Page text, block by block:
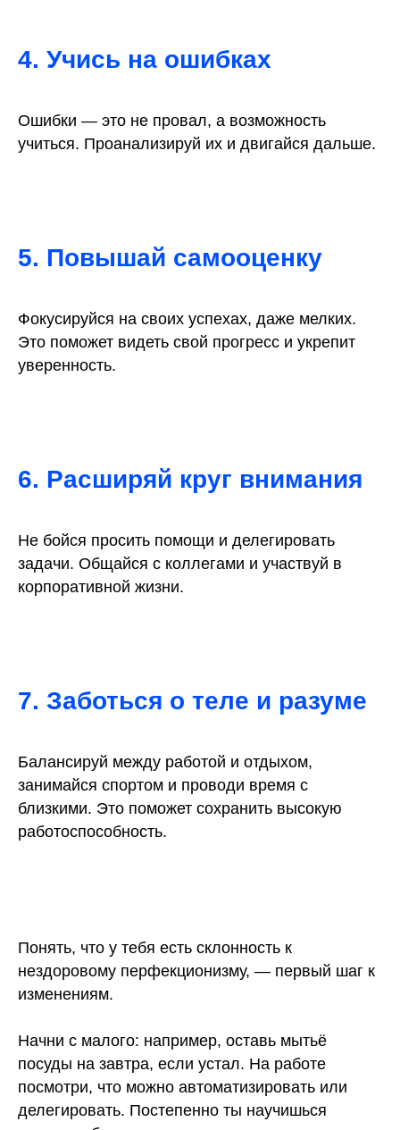
4. Учись на ошибках
Ошибки — это не провал, а возможность
учиться. Проанализируй их и двигайся дальше.
5. Повышай самооценку
Фокусируйся на своих успехах, даже мелких.
Это поможет видеть свой прогресс и укрепит
уверенность.
6. Расширяй круг внимания
Не бойся просить помощи и делегировать
задачи. Общайся с коллегами и участвуй в
корпоративной жизни.
7. Заботься о теле и разуме
Балансируй между работой и отдыхом,
занимайся спортом и проводи время с
близкими. Это поможет сохранить высокую
работоспособность.
Понять, что у тебя есть склонность к
нездоровому перфекционизму, — первый шаг к
изменениям.
Начни с малого: например, оставь мытьё
посуды на завтра, если устал. На работе
посмотри, что можно автоматизировать или
делегировать. Постепенно ты научишься